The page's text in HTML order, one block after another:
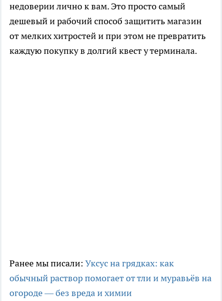
недоверии лично к вам. Это просто самый
дешевый и рабочий способ защитить магазин
от мелких хитростей и при этом не превратить
каждую покупку в долгий квест у терминала.
Ранее мы писали: Уксус на грядках: как
обычный раствор помогает от тли и муравьёв на
огороде — без вреда и химии